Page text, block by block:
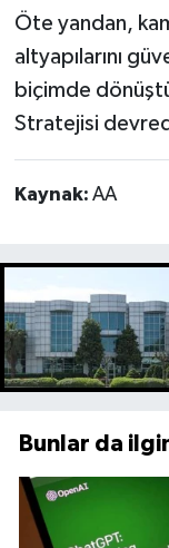
Öte yandan,
altyapılarını
biçimde
Stratejisi
Kaynak: AA
Bunlar da